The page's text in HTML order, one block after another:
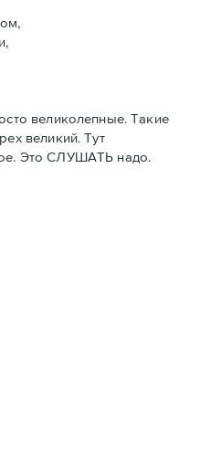
великолепные. Такие
великий. Тут
Это СЛУШАТЬ надо.